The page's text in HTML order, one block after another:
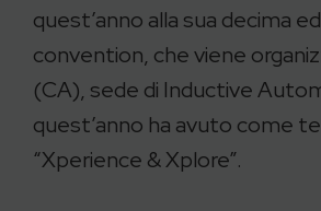
quest’anno alla sua decima
convention, che viene
(CA), sede di Inductive
quest’anno ha avuto come
“Xperience & Xplore”.